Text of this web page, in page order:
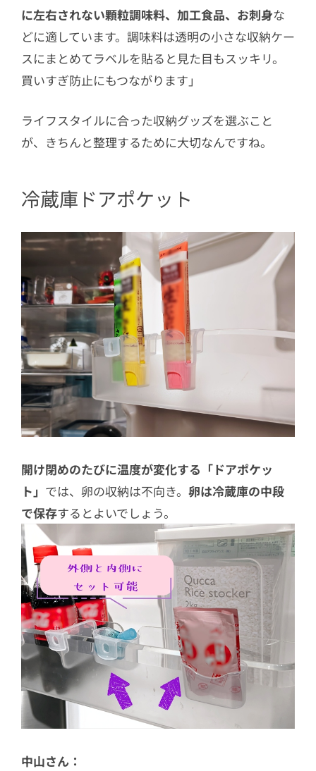
に左右されない顆粒調味料、加工食品、お刺身な
どに適しています。調味料は透明の小さな収納ケー
スにまとめてラベルを貼ると見た目もスッキリ。
買いすぎ防止にもつながります」
ライフスタイルに合った収納グッズを選ぶこと
が、きちんと整理するために大切なんですね。
冷蔵庫ドアポケット
開け閉めのたびに温度が変化する「ドアポケッ
ト」 では、卵の収納は不向き。 卵は冷蔵庫の中段
で保存するとよいでしょう。
中山さん：